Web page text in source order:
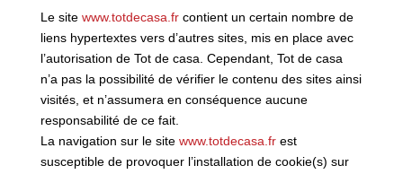
Le site www.totdecasa.frcontient un certain nombre de
liens hypertextes vers d’autres sites, mis en place avec
l’autorisation de Tot de casa. Cependant, Tot de casa
n’a pas la possibilité de vérifier le contenu des sites ainsi
visités, et n’assumera en conséquence aucune
responsabilité de ce fait.
La navigation sur le site www.totdecasa.frest
susceptible de provoquer l’installation de cookie(s) sur